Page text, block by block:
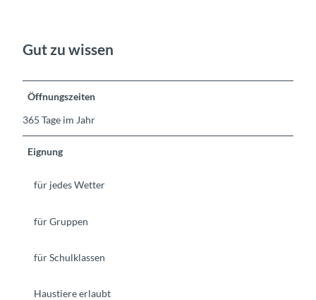
Gut zu wissen
Öffnungszeiten
365 Tage im Jahr
Eignung
für jedes Wetter
für Gruppen
für Schulklassen
Haustiere erlaubt